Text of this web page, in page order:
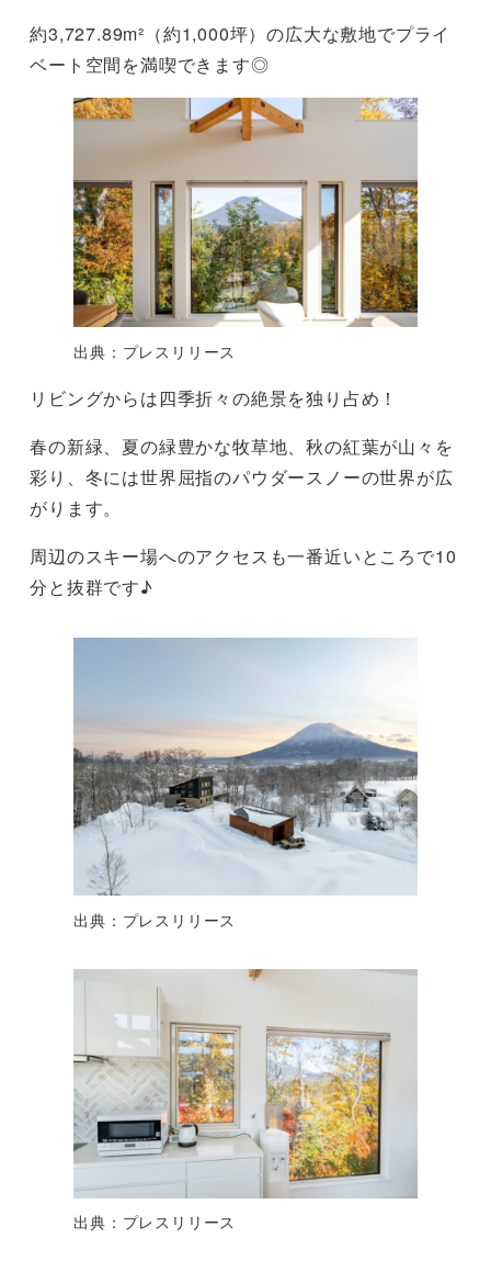
約3,727.89m²（約1,000坪）の広大な敷地でプライ
ベート空間を満喫できます◎
出典：プレスリリース
リビングからは四季折々の絶景を独り占め！
春の新緑、夏の緑豊かな牧草地、秋の紅葉が山々を
彩り、冬には世界屈指のパウダースノーの世界が広
がります。
周辺のスキー場へのアクセスも一番近いところで10
分と抜群です♪
出典：プレスリリース
出典：プレスリリース